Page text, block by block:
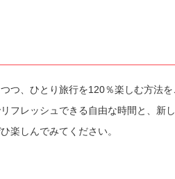
つ、ひとり旅行を120％楽しむ方法を
フレッシュできる自由な時間と、新し
楽しんでみてください。